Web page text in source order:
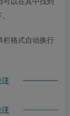
栏格式自动换行